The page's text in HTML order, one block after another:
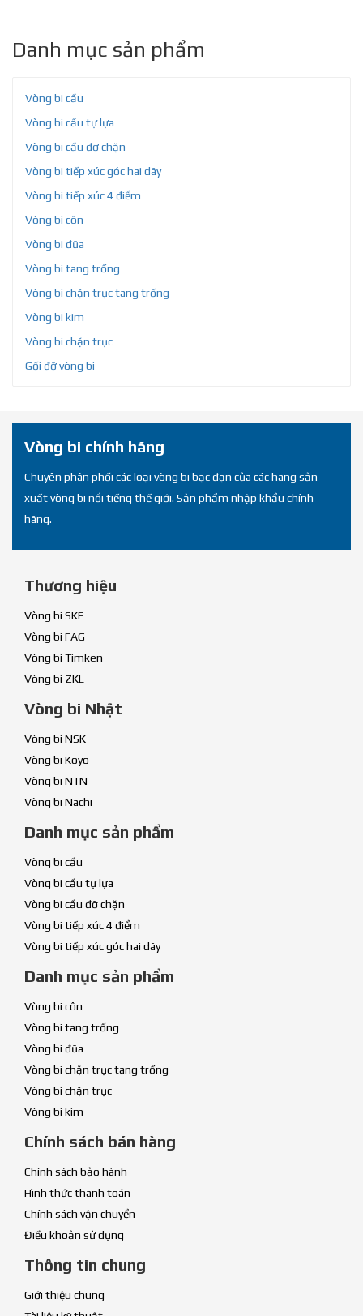
Danh mục sản phẩm
Vòng bi cầu
Vòng bi cầu tự lựa
Vòng bi cầu đỡ chặn
Vòng bi tiếp xúc góc hai dãy
Vòng bi tiếp xúc 4 điểm
Vòng bi côn
Vòng bi đũa
Vòng bi tang trống
Vòng bi chặn trục tang trống
Vòng bi kim
Vòng bi chặn trục
Gối đỡ vòng bi
Vòng bi chính hãng
Chuyên phân phối các loại vòng bi bạc đạn của các hãng sản
xuất vòng bi nổi tiếng thế giới. Sản phẩm nhập khẩu chính
hãng.
Thương hiệu
Vòng bi SKF
Vòng bi FAG
Vòng bi Timken
Vòng bi ZKL
Vòng bi Nhật
Vòng bi NSK
Vòng bi Koyo
Vòng bi NTN
Vòng bi Nachi
Danh mục sản phẩm
Vòng bi cầu
Vòng bi cầu tự lựa
Vòng bi cầu đỡ chặn
Vòng bi tiếp xúc 4 điểm
Vòng bi tiếp xúc góc hai dãy
Danh mục sản phẩm
Vòng bi côn
Vòng bi tang trống
Vòng bi đũa
Vòng bi chặn trục tang trống
Vòng bi chặn trục
Vòng bi kim
Chính sách bán hàng
Chính sách bảo hành
Hình thức thanh toán
Chính sách vận chuyển
Điều khoản sử dụng
Thông tin chung
Giới thiệu chung